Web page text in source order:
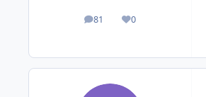
81
posts 0
Reputação